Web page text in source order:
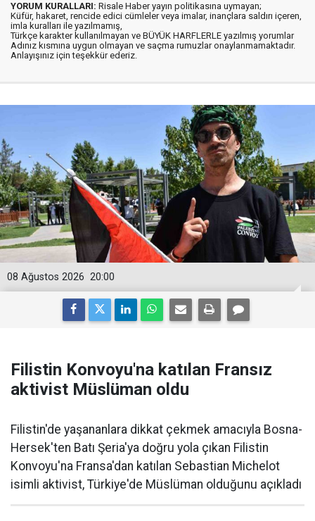
YORUM KURALLARI: Risale Haber yayın politikasına uymayan;
Küfür, hakaret, rencide edici cümleler veya imalar, inançlara saldırı içeren,
imla kuralları ile yazılmamış,
Türkçe karakter kullanılmayan ve BÜYÜK HARFLERLE yazılmış yorumlar
Adınız kısmına uygun olmayan ve saçma rumuzlar onaylanmamaktadır.
Anlayışınız için teşekkür ederiz.
20:00
08 Ağustos 2026
Filistin Konvoyu'na katılan Fransız
aktivist Müslüman oldu
Filistin'de yaşananlara dikkat çekmek amacıyla Bosna-
Hersek'ten Batı Şeria'ya doğru yola çıkan Filistin
Konvoyu'na Fransa'dan katılan Sebastian Michelot
isimli aktivist, Türkiye'de Müslüman olduğunu açıkladı